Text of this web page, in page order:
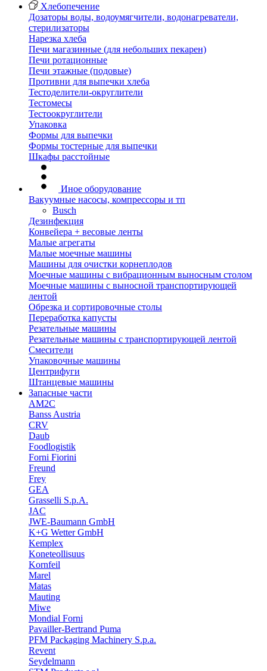
Хлебопечение
Дозаторы воды, водоумягчители, водонагреватели,
стерилизаторы
Нарезка хлеба
Печи магазинные (для небольших пекарен)
Печи ротационные
Печи этажные (подовые)
Противни для выпечки хлеба
Тестоделители-округлители
Тестомесы
Тестоокруглители
Упаковка
Формы для выпечки
Формы тостерные для выпечки
Шкафы расстойные
Иное оборудование
Вакуумные насосы, компрессоры и тп
Busch
Дезинфекция
Конвейера + весовые ленты
Малые агрегаты
Малые моечные машины
Машины для очистки корнеплодов
Моечные машины с вибрационным выносным столом
Моечные машины с выносной транспортирующей
лентой
Обрезка и сортировочные столы
Переработка капусты
Резательные машины
Резательные машины с транспортирующей лентой
Смесители
Упаковочные машины
Центрифуги
Штанцевые машины
Запасные части
AM2C
Banss Austria
CRV
Daub
Foodlogistik
Forni Fiorini
Freund
Frey
GEA
Grasselli S.p.A.
JAC
JWE-Baumann GmbH
K+G Wetter GmbH
Kemplex
Koneteollisuus
Kornfeil
Marel
Matas
Mauting
Miwe
Mondial Forni
Pavailler-Bertrand Puma
PFM Packaging Machinery S.p.a.
Revent
Seydelmann